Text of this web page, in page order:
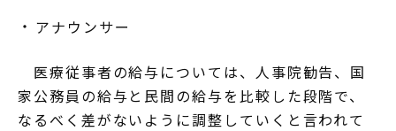
アナウンサー
医療従事者の給与については、人事院勧告、国
家公務員の給与と民間の給与を比較した段階で、
なるべく差がないように調整していくと言われて